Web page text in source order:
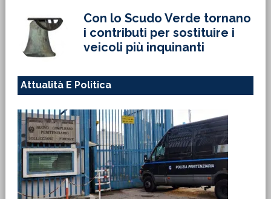
Con lo Scudo Verde tornano
i contributi per sostituire i
veicoli più inquinanti
Attualità E Politica